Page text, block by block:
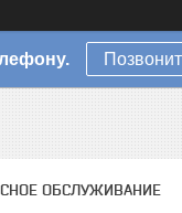
ОБСЛУЖИВАНИЕ